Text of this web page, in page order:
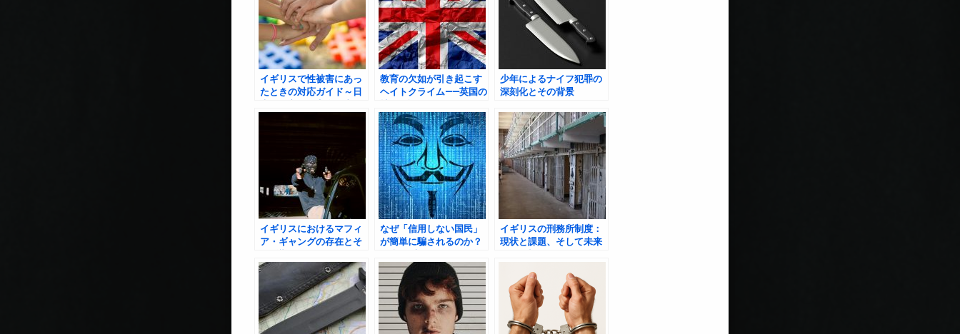
イギリスで性被害にあっ
たときの対応ガイド～日
教育の欠如が引き起こす
ヘイトクライム——英国の
少年によるナイフ犯罪の
深刻化とその背景
イギリスにおけるマフィ
ア・ギャングの存在とそ
なぜ「信用しない国民」
が簡単に騙されるのか？
スの実態とその意外な盲
点
イギリスの刑務所制度：
現状と課題、そして未来